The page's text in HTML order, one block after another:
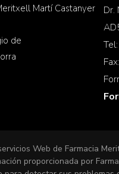
Martí Castanyer
de
Dr.
Web de Farmacia
proporcionada por